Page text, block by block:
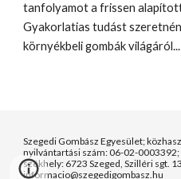
tanfolyamot a frissen
Gyakorlatias tudást
környékbeli gombák világáról...
Szegedi Gombász Egyesület;
nyilvántartási szám: 06-02-
székhely: 6723 Szeged, Szilléri sgt.
informacio@szegedigombasz.hu